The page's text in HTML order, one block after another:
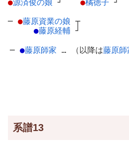
●源済俊の娘 ┘
●橘徳子 ┘
─ ●藤原資業の娘 ┬
●藤原経輔 ┘
─ ●藤原師家 … （以降は藤原師
系譜13